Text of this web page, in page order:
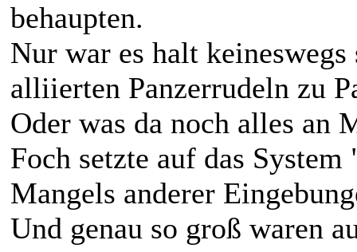
behaupten.
Nur war es halt
alliierten Panzerrudeln zu
Oder was da noch alles an
Foch setzte auf das
Mangels anderer
Und genau so groß waren